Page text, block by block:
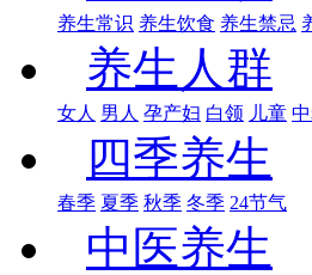
养生常识 养生饮食 养生禁忌
养生人群
女人 男人 孕产妇 白领 儿童
四季养生
春季 夏季 秋季 冬季 24节气
中医养生